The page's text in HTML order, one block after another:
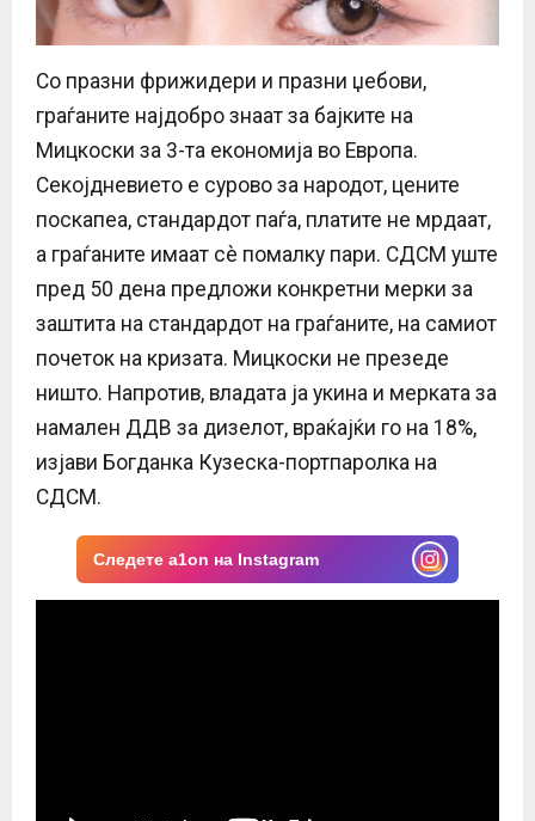
Со празни фрижидери и празни џебови,
граѓаните најдобро знаат за бајките на
Мицкоски за 3-та економија во Европа.
Секојдневието е сурово за народот, цените
поскапеа, стандардот паѓа, платите не мрдаат,
а граѓаните имаат сè помалку пари. СДСМ уште
пред 50 дена предложи конкретни мерки за
заштита на стандардот на граѓаните, на самиот
почеток на кризата. Мицкоски не презеде
ништо. Напротив, владата ја укина и мерката за
намален ДДВ за дизелот, враќајќи го на 18%,
изјави Богданка Кузеска-портпаролка на
СДСМ.
Следете a1on на Instagram